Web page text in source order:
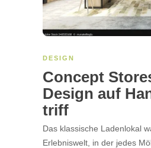
DESIGN
Concept
Design auf
triff
Das klassische Ladenlokal
Erlebniswelt, in der jedes